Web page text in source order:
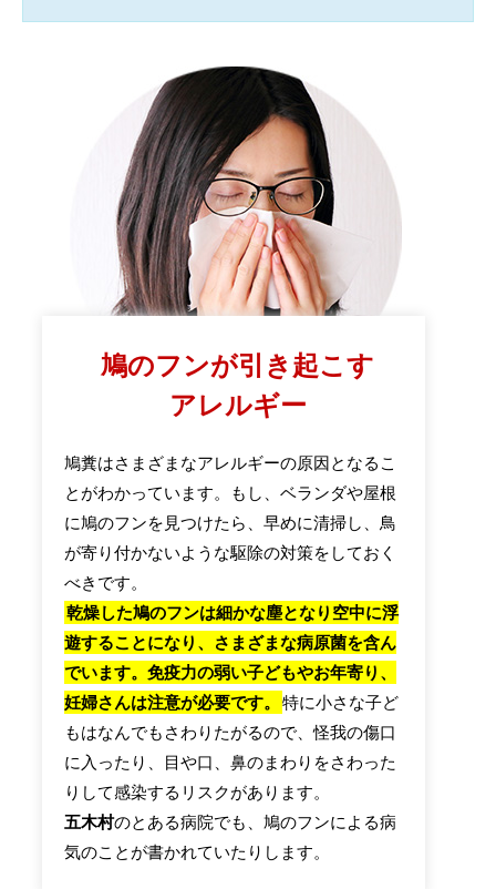
鳩のフンが引き起こす
アレルギー
鳩糞はさまざまなアレルギーの原因となるこ
とがわかっています。もし、ベランダや屋根
に鳩のフンを見つけたら、早めに清掃し、鳥
が寄り付かないような駆除の対策をしておく
べきです。
乾燥した鳩のフンは細かな塵となり空中に浮
遊することになり、さまざまな病原菌を含ん
でいます。免疫力の弱い子どもやお年寄り、
妊婦さんは注意が必要です。
特に小さな子ど
もはなんでもさわりたがるので、怪我の傷口
に入ったり、目や口、鼻のまわりをさわった
りして感染するリスクがあります。
五木村のとある病院でも、鳩のフンによる病
気のことが書かれていたりします。